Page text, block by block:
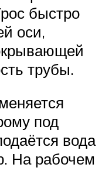
быстро
оси,
трубы.
под
вода
На рабочем